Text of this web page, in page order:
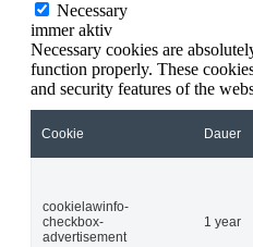
Necessary
immer aktiv
Necessary cookies are
function properly. These
and security features of the
Cookie Dauer
cookielawinfo-
checkbox-
advertisement
1 year